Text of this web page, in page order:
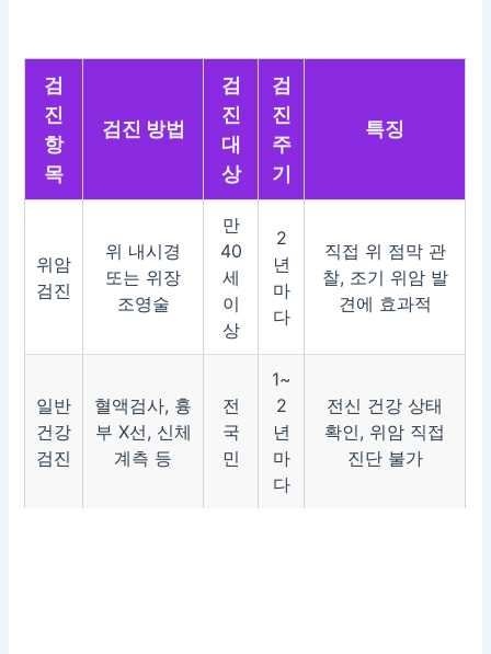
검
진
항
목
검진 방법
검
진
대
상
검
진
주
기
특징
위암
검진
위 내시경
또는 위장
조영술
만
40
세
이
상
2
년
마
다
직접 위 점막 관
찰, 조기 위암 발
견에 효과적
일반
건강
검진
혈액검사, 흉
부 X선, 신체
계측 등
전
국
민
1~
2
년
마
다
전신 건강 상태
확인, 위암 직접
진단 불가